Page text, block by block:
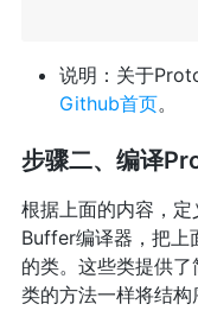
说明：关于
Github首页。
步骤二、编译
根据上面的内容，
Buffer编译器，把
的类。这些类提供
类的方法一样将结构